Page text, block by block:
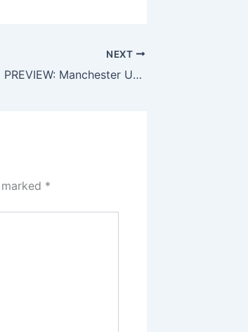
NEXT
MATCH PREVIEW: Manchester United – Fulham
*